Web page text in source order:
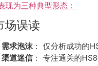
现为三种典型形态：
场误读
需求泡沫 ： 仅分析成功的
渠道迷信： 专注通关的